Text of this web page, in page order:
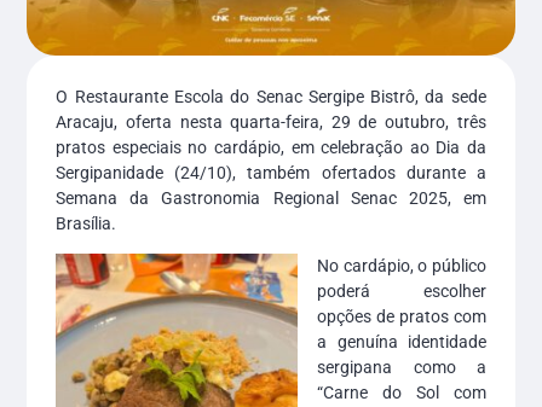
O Restaurante Escola do Senac Sergipe Bistrô, da sede
Aracaju, oferta nesta quarta-feira, 29 de outubro, três
pratos especiais no cardápio, em celebração ao Dia da
Sergipanidade (24/10), também ofertados durante a
Semana da Gastronomia Regional Senac 2025, em
Brasília.
No cardápio, o público
poderá escolher
opções de pratos com
a genuína identidade
sergipana como a
“Carne do Sol com